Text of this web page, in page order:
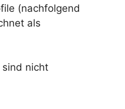
(nachfolgend
als
nicht